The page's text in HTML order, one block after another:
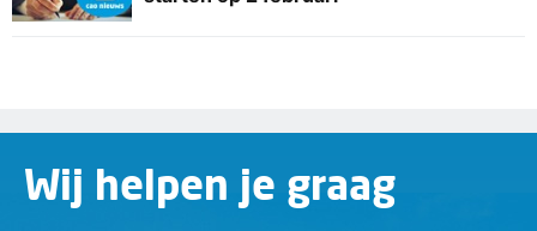
Wij helpen je graag